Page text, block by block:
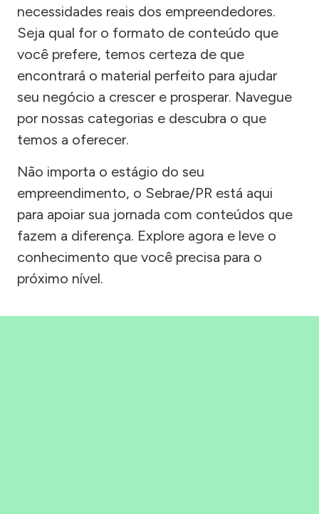
necessidades reais dos empreendedores.
Seja qual for o formato de conteúdo que
você prefere, temos certeza de que
encontrará o material perfeito para ajudar
seu negócio a crescer e prosperar. Navegue
por nossas categorias e descubra o que
temos a oferecer.
Não importa o estágio do seu
empreendimento, o Sebrae/PR está aqui
para apoiar sua jornada com conteúdos que
fazem a diferença. Explore agora e leve o
conhecimento que você precisa para o
próximo nível.